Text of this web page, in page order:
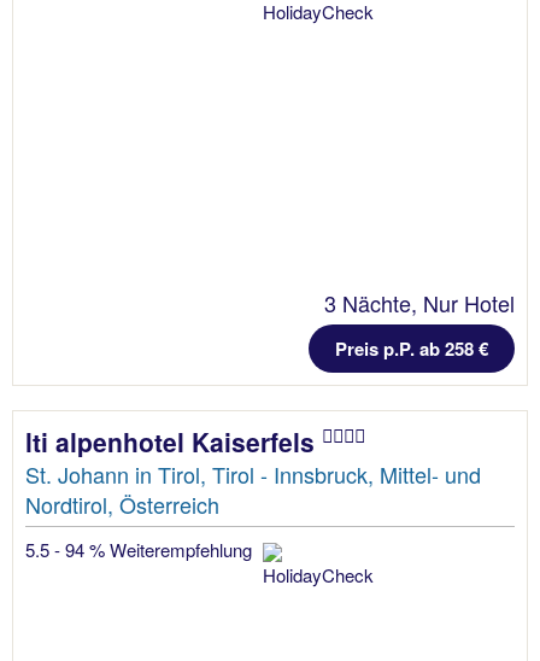
3 Nächte, Nur Hotel
Preis p.P. ab 258 €
lti alpenhotel Kaiserfels
St. Johann in Tirol, Tirol - Innsbruck, Mittel- und
Nordtirol, Österreich
5.5 - 94 % Weiterempfehlung